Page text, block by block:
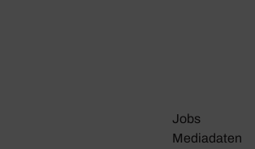
Jobs
Media­daten